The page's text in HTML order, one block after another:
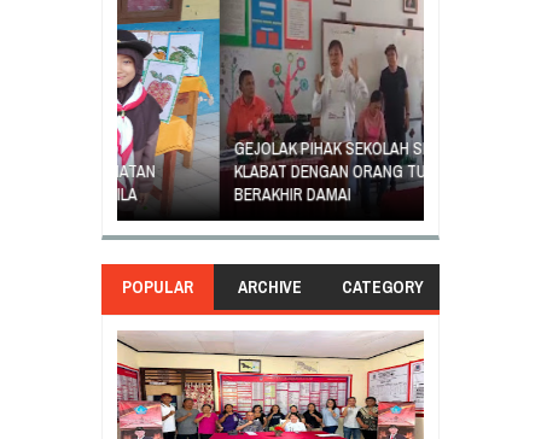
GEJOLAK PIHAK SEKOLAH SD INPRES
KLABAT DENGAN ORANG TUA MURID
BERAKHIR DAMAI
POPULAR ARCHIVE CATEGORY